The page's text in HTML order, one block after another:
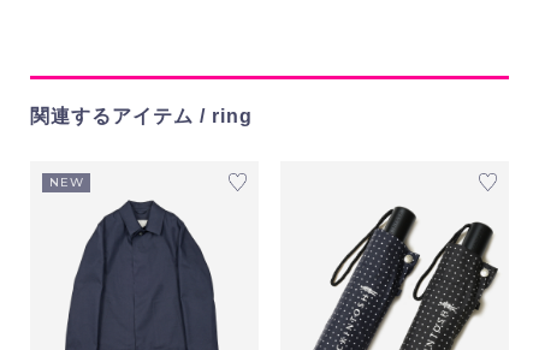
関連するアイテム / ring
NEW